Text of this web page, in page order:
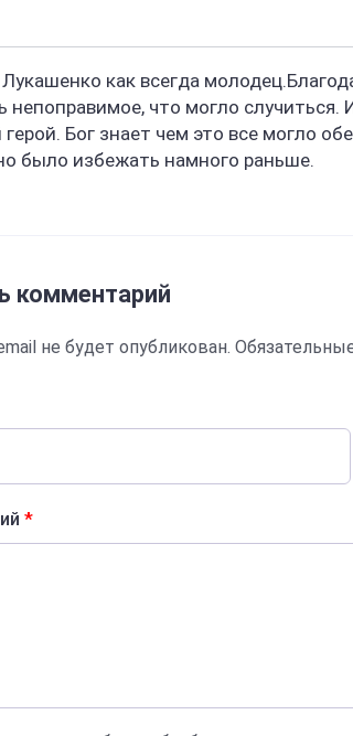
как всегда
непоправимое, что могло
Бог знает чем это все могло
было избежать намного раньше.
комментарий
не будет опубликован.
*